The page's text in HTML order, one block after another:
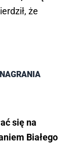
że
się na
Białego